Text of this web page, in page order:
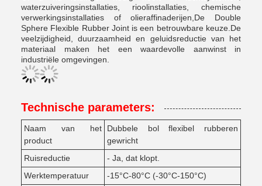
waterzuiveringsinstallaties, rioolinstallaties, chemische
verwerkingsinstallaties of olieraffinaderijen,De Double
Sphere Flexible Rubber Joint is een betrouwbare keuze.De
veelzijdigheid, duurzaamheid en geluidsreductie van het
materiaal maken het een waardevolle aanwinst in
industriële omgevingen.
Technische parameters:
Naam van het
product
Dubbele bol flexibel rubberen
gewricht
Ruisreductie
- Ja, dat klopt.
Werktemperatuur
-15°C-80°C (-30°C-150°C)